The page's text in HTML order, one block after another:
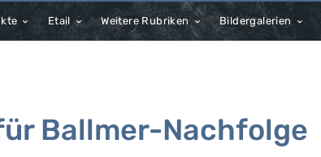
Etail Weitere Rubriken Bildergalerien
Ballmer-Nachfolge